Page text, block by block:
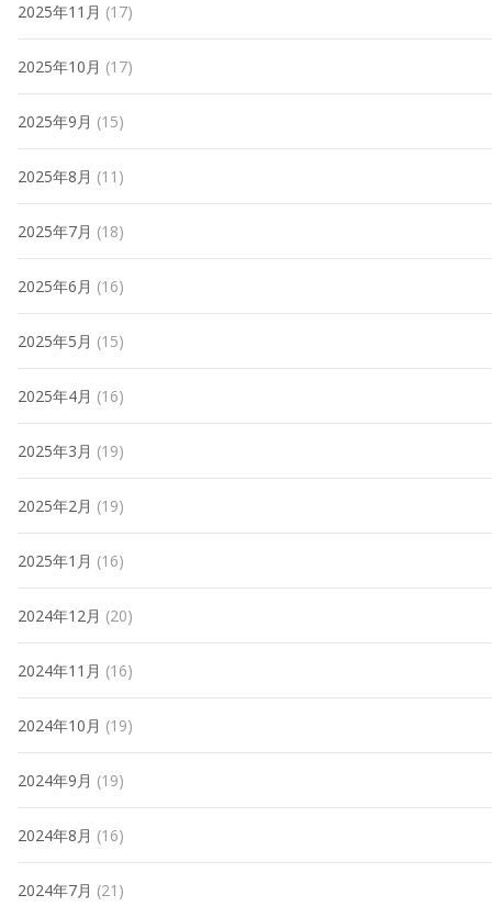
2025年11月 (17)
2025年10月 (17)
2025年9月 (15)
2025年8月 (11)
2025年7月 (18)
2025年6月 (16)
2025年5月 (15)
2025年4月 (16)
2025年3月 (19)
2025年2月 (19)
2025年1月 (16)
2024年12月 (20)
2024年11月 (16)
2024年10月 (19)
2024年9月 (19)
2024年8月 (16)
2024年7月 (21)